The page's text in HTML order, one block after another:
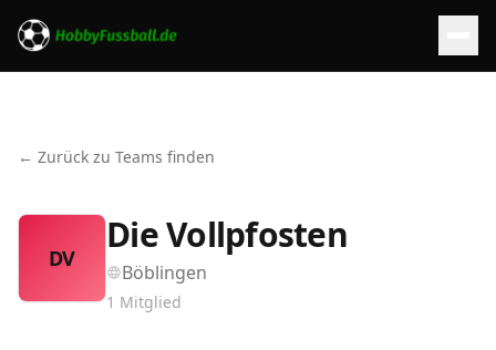
← Zurück zu Teams finden
DV
Die Vollpfosten
Böblingen
1 Mitglied